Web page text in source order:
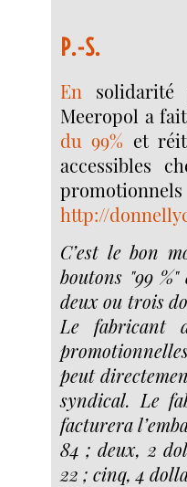
P.-S.
En solidarité
Meeropol a
du 99% et
accessibles
http://
C’est le bon
boutons "99
deux ou trois
Le fabricant
peut
syndical. Le
facturera
84 ; deux, 2
22 ; cinq, 4